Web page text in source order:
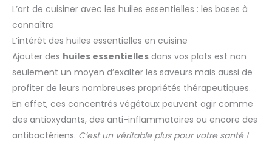
L’art de cuisiner avec les huiles essentielles : les bases à
connaître
L’intérêt des huiles essentielles en cuisine
Ajouter des huiles essentielles dans vos plats est non
seulement un moyen d’exalter les saveurs mais aussi de
profiter de leurs nombreuses propriétés thérapeutiques.
En effet, ces concentrés végétaux peuvent agir comme
des antioxydants, des anti-inflammatoires ou encore des
antibactériens. C’est un véritable plus pour votre santé !